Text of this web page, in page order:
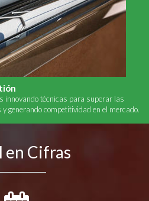
innovando técnicas para superar las
generando competitividad en el mercado.
en Cifras